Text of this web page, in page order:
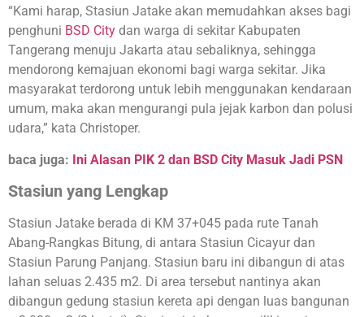
“Kami harap, Stasiun Jatake akan memudahkan akses bagi
penghuni BSD City dan warga di sekitar Kabupaten
Tangerang menuju Jakarta atau sebaliknya, sehingga
mendorong kemajuan ekonomi bagi warga sekitar. Jika
masyarakat terdorong untuk lebih menggunakan kendaraan
umum, maka akan mengurangi pula jejak karbon dan polusi
udara,” kata Christoper.
baca juga: Ini Alasan PIK 2 dan BSD City Masuk Jadi PSN
Stasiun yang Lengkap
Stasiun Jatake berada di KM 37+045 pada rute Tanah
Abang-Rangkas Bitung, di antara Stasiun Cicayur dan
Stasiun Parung Panjang. Stasiun baru ini dibangun di atas
lahan seluas 2.435 m2. Di area tersebut nantinya akan
dibangun gedung stasiun kereta api dengan luas bangunan